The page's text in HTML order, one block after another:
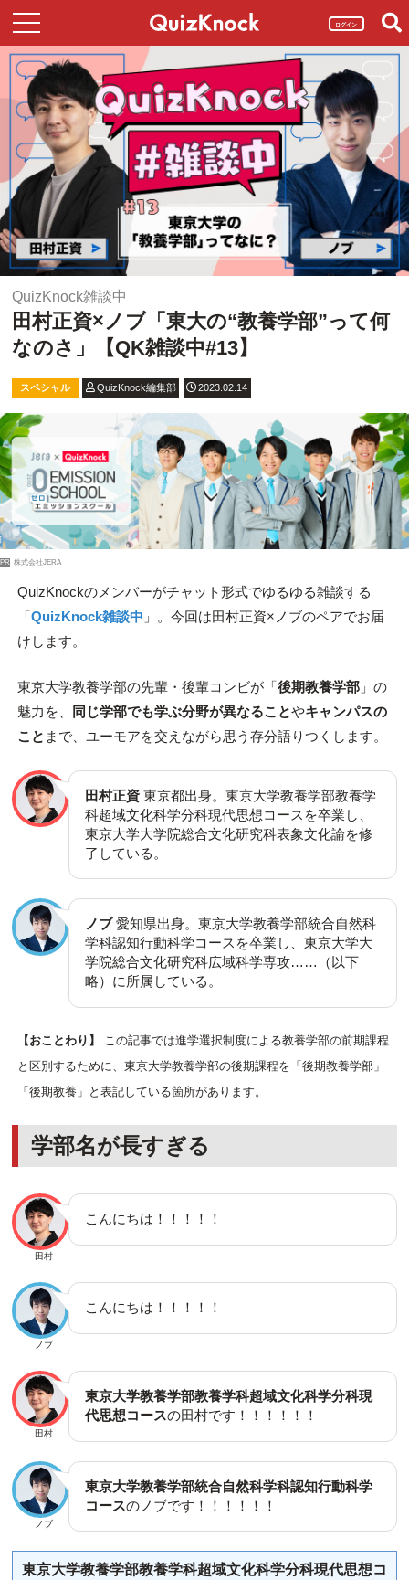
ログイン
QuizKnock雑談中
田村正資×ノブ「東大の“教養学部”って何
なのさ」【QK雑談中#13】
スペシャル QuizKnock編集部 2023.02.14
PR 株式会社JERA
QuizKnockのメンバーがチャット形式でゆるゆる雑談する
「QuizKnock雑談中 」。今回は田村正資×ノブのペアでお届
けします。
東京大学教養学部の先輩・後輩コンビが「後期教養学部」の
魅力を、
同じ学部でも学ぶ分野が異なることやキャンパスの
こと まで、ユーモアを交えながら思う存分語りつくします。
田村正資 東京都出身。東京大学教養学部教養学
科超域文化科学分科現代思想コースを卒業し、
東京大学大学院総合文化研究科表象文化論を修
了している。
ノブ愛知県出身。東京大学教養学部統合自然科
学科認知行動科学コースを卒業し、東京大学大
学院総合文化研究科広域科学専攻……（以下
略）に所属している。
【おことわり】
この記事では進学選択制度による教養学部の前期課程
と区別するために、東京大学教養学部の後期課程を「後期教養学部」
「後期教養」と表記している箇所があります。
学部名が長すぎる
田村
こんにちは！！！！！
ノブ
こんにちは！！！！！
田村
東京大学教養学部教養学科超域文化科学分科現
代思想コースの田村です！！！！！！
ノブ
東京大学教養学部統合自然科学科認知行動科学
コースのノブです！！！！！！
東京大学教養学部教養学科超域文化科学分科現代思想コ